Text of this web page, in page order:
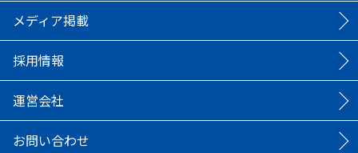
メディア掲載
採用情報
運営会社
お問い合わせ